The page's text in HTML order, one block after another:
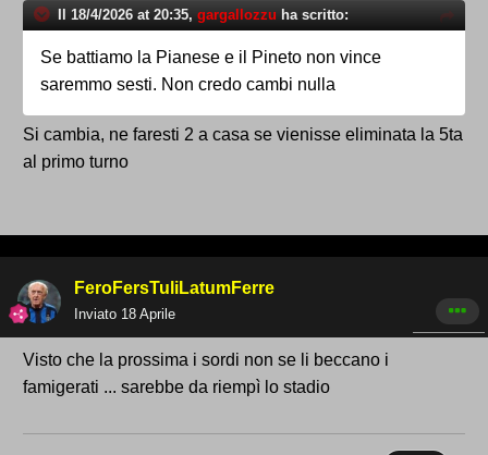
Il 18/4/2026 at 20:35, gargallozzu ha scritto:
Se battiamo la Pianese e il Pineto non vince
saremmo sesti. Non credo cambi nulla
Si cambia, ne faresti 2 a casa se vienisse eliminata la 5ta
al primo turno
FeroFersTuliLatumFerre
Inviato 18 Aprile
Visto che la prossima i sordi non se li beccano i
famigerati ... sarebbe da riempì lo stadio